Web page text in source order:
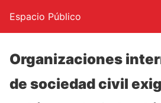
Espacio Público
Organizaciones
de sociedad civil